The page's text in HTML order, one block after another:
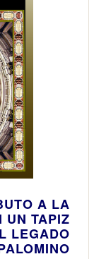
A LA
UN TAPIZ
LEGADO